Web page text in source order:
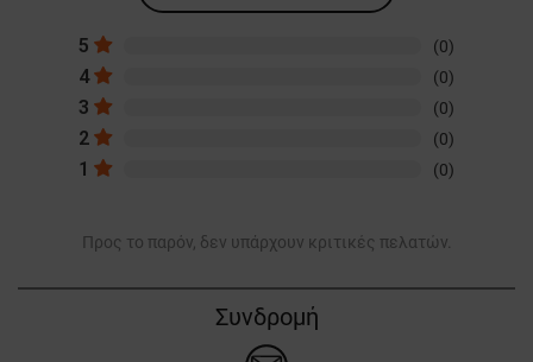
5 (0)
4 (0)
3 (0)
2 (0)
1 (0)
Προς το παρόν, δεν υπάρχουν κριτικές πελατών.
Συνδρομή